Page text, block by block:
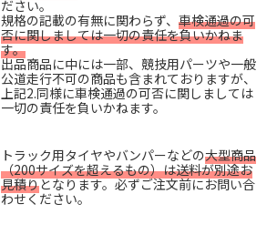
ださい。
規格の記載の有無に関わらず、 車検通過の可
否に関しましては一切の責任を負いかねま
す。
出品商品に中には一部、競技用パーツや一般
公道走行不可の商品も含まれておりますが、
上記2.同様に車検通過の可否に関しましては
一切の責任を負いかねます。
トラック用タイヤやバンパーなどの大型商品
（200サイズを超えるもの）は送料が別途お
見積りとなります。必ずご注文前にお問い合
わせください。